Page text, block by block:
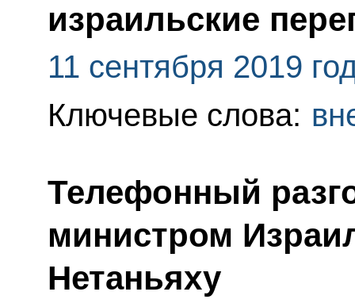
израильские
11 сентября 2019
Ключевые слова:
Телефонный
министром
Нетаньяху